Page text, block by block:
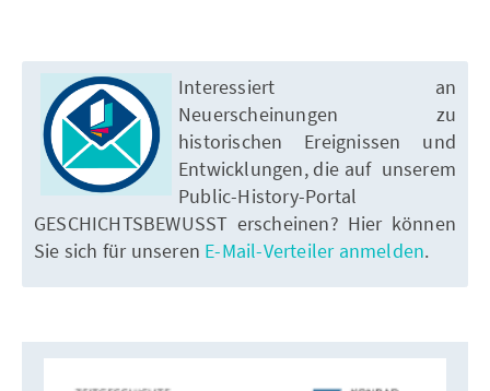
Interessiert an
Neuerscheinungen zu
historischen Ereignissen und
Entwicklungen, die auf unserem
Public-History-Portal
GESCHICHTSBEWUSST erscheinen? Hier können
Sie sich für unseren E-Mail-Verteiler anmelden.